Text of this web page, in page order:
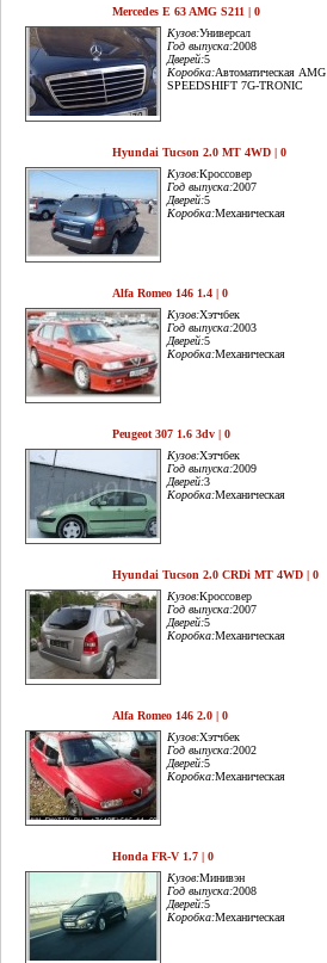
Mercedes E 63 AMG S211 | 0
Кузов:Универсал
Год выпуска:2008
Дверей:5
Коробка:Автоматическая AMG
SPEEDSHIFT 7G-TRONIC
Hyundai Tucson 2.0 MT 4WD | 0
Кузов:Кроссовер
Год выпуска:2007
Дверей:5
Коробка:Механическая
Alfa Romeo 146 1.4 | 0
Кузов:Хэтчбек
Год выпуска:2003
Дверей:5
Коробка:Механическая
Peugeot 307 1.6 3dv | 0
Кузов:Хэтчбек
Год выпуска:2009
Дверей:3
Коробка:Механическая
Hyundai Tucson 2.0 CRDi MT 4WD | 0
Кузов:Кроссовер
Год выпуска:2007
Дверей:5
Коробка:Механическая
Alfa Romeo 146 2.0 | 0
Кузов:Хэтчбек
Год выпуска:2002
Дверей:5
Коробка:Механическая
Honda FR-V 1.7 | 0
Кузов:Минивэн
Год выпуска:2008
Дверей:5
Коробка:Механическая